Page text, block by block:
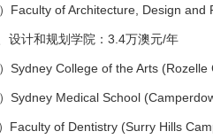
Faculty of Architecture, Design and
设计和规划学院：3.4万澳元/年
Sydney College of the Arts (Rozelle
Sydney Medical School
Faculty of Dentistry (Surry Hills